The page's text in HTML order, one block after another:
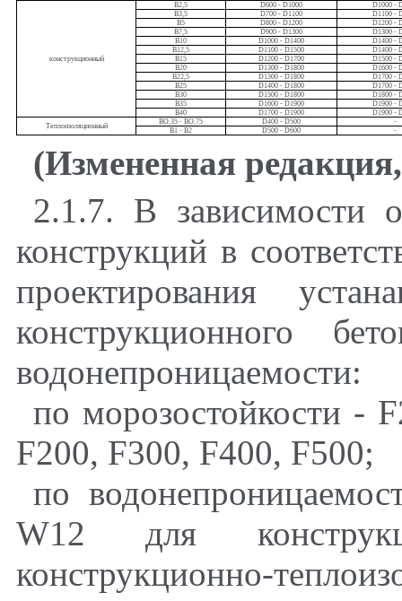
конструкционный
В2,5 D600 - D1000 D1000 -
В3,5 D700 - D1100 D1100 -
В5
D800 - D1200 D1200 -
В7,5 D900 - D1300 D1300 -
В10
D1000 - D1400 D1400 -
В12,5 D1100 - D1500 D1400 -
В15
D1200 - D1700 D1500 -
В20
D1300 - D1800 D1600 -
В22,5 D1300 - D1800 D1700 -
В25
D1400 - D1800 D1700 -
В30
D1500 - D1800 D1800 -
В35
D1600 - D1900 D1900 -
В40
D1700 - D1900 D1900 -
Теплоизоляционный
ВО.35 - ВО.75 D400 - D500
-
В1 - В2
D500 - D600 -
(Измененная редакция,
2.1.7. В зависимости
конструкций в
проектирования
конструкционного
водонепроницаемости:
по морозостойкости -
F200, F300, F400, F500;
по
W12 для
конструкционно-